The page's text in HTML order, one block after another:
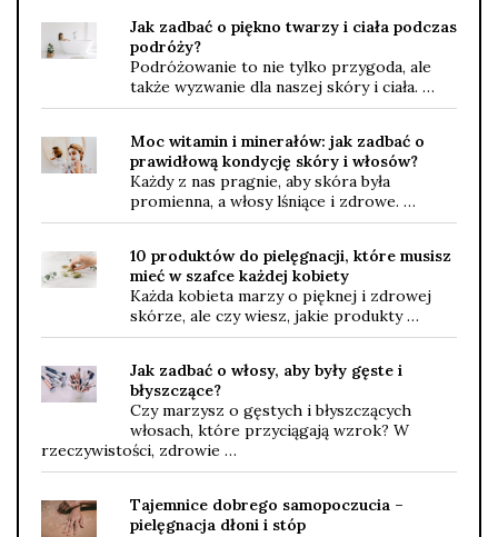
Jak zadbać o piękno twarzy i ciała podczas
podróży?
Podróżowanie to nie tylko przygoda, ale
także wyzwanie dla naszej skóry i ciała. …
Moc witamin i minerałów: jak zadbać o
prawidłową kondycję skóry i włosów?
Każdy z nas pragnie, aby skóra była
promienna, a włosy lśniące i zdrowe. …
10 produktów do pielęgnacji, które musisz
mieć w szafce każdej kobiety
Każda kobieta marzy o pięknej i zdrowej
skórze, ale czy wiesz, jakie produkty …
Jak zadbać o włosy, aby były gęste i
błyszczące?
Czy marzysz o gęstych i błyszczących
włosach, które przyciągają wzrok? W
rzeczywistości, zdrowie …
Tajemnice dobrego samopoczucia –
pielęgnacja dłoni i stóp